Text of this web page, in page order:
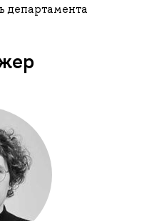
департамента